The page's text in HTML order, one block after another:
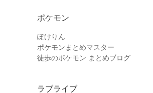
ポケモン
ぽけりん
ポケモンまとめマスター
徒歩のポケモン まとめブログ
ラブライブ